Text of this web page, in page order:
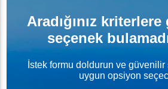
Aradığınız kriterlere
seçenek
İstek formu doldurun ve
uygun opsiyon